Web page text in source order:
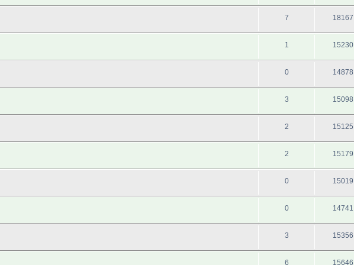
7 18167
1 15230
0 14878
3 15098
2 15125
2 15179
0 15019
0 14741
3 15356
6 15646